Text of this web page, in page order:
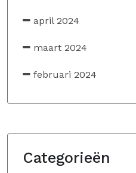
april 2024
maart 2024
februari 2024
Categorieën